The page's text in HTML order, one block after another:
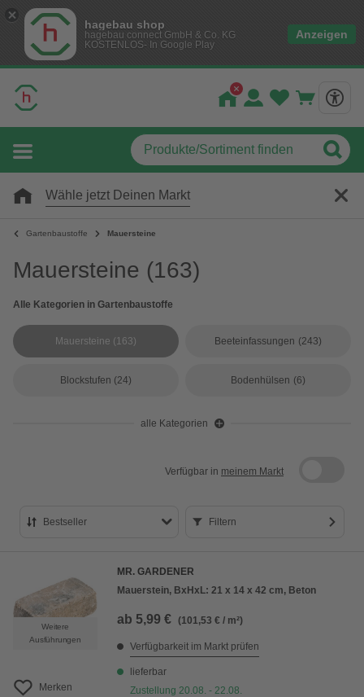
hagebau shop
hagebau connect GmbH & Co. KG
KOSTENLOS- In Google Play
Anzeigen
Wähle jetzt Deinen Markt
Gartenbaustoffe Mauersteine
Mauersteine (163)
Alle Kategorien in Gartenbaustoffe
Mauersteine (163) Beeteinfassungen (243)
Blockstufen (24) Bodenhülsen (6)
alle Kategorien
Verfügbar in meinem Markt
Bestseller
Preis aufsteigend
Preis absteigend
Bewertung
Filtern
Weitere
Ausführungen
Merken
MR. GARDENER
Mauerstein, BxHxL: 21 x 14 x 42 cm, Beton
ab 5,99 € (101,53 € / m²)
Verfügbarkeit im Markt prüfen
lieferbar
Zustellung 20.08. - 22.08.